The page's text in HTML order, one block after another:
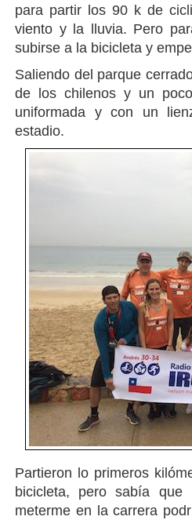
para partir los 90 k de
viento y la lluvia. Pero
subirse a la bicicleta y
Saliendo del parque
de los chilenos y un
uniformada y con un
estadio.
Partieron lo primeros
bicicleta, pero sabía
meterme en la carrera